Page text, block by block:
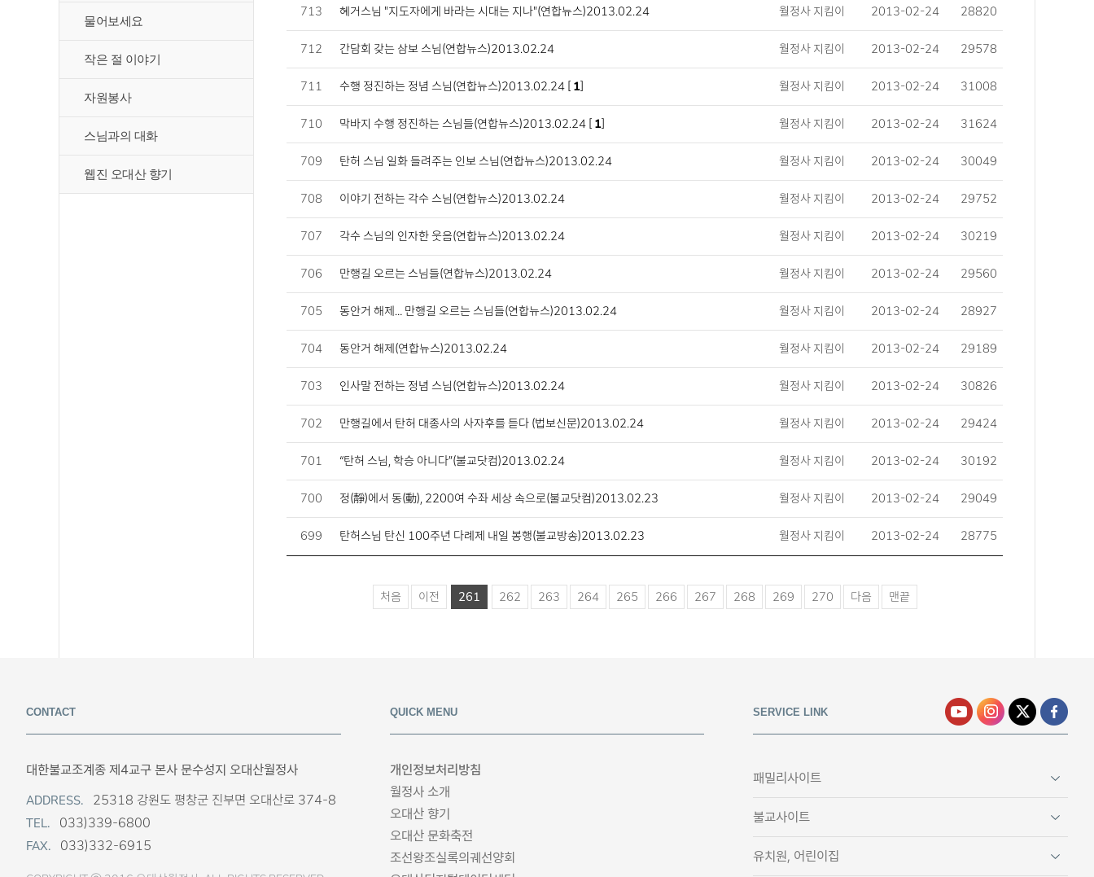
물어보세요
작은 절 이야기
자원봉사
스님과의 대화
웹진 오대산 향기
713 혜거스님 "지도자에게 바라는 시대는 지나"(연합뉴스)2013.02.24 월정사 지킴이 2013-02-24 28820
712 간담회 갖는 삼보 스님(연합뉴스)2013.02.24 월정사 지킴이 2013-02-24 29578
711 수행 정진하는 정념 스님(연합뉴스)2013.02.24 [ 1] 월정사 지킴이 2013-02-24 31008
710 막바지 수행 정진하는 스님들(연합뉴스)2013.02.24 [ 1] 월정사 지킴이 2013-02-24 31624
709 탄허 스님 일화 들려주는 인보 스님(연합뉴스)2013.02.24 월정사 지킴이 2013-02-24 30049
708 이야기 전하는 각수 스님(연합뉴스)2013.02.24 월정사 지킴이 2013-02-24 29752
707 각수 스님의 인자한 웃음(연합뉴스)2013.02.24 월정사 지킴이 2013-02-24 30219
706 만행길 오르는 스님들(연합뉴스)2013.02.24 월정사 지킴이 2013-02-24 29560
705 동안거 해제… 만행길 오르는 스님들(연합뉴스)2013.02.24 월정사 지킴이 2013-02-24 28927
704 동안거 해제(연합뉴스)2013.02.24 월정사 지킴이 2013-02-24 29189
703 인사말 전하는 정념 스님(연합뉴스)2013.02.24 월정사 지킴이 2013-02-24 30826
702 만행길에서 탄허 대종사의 사자후를 듣다 (법보신문)2013.02.24 월정사 지킴이 2013-02-24 29424
701 “탄허 스님, 학승 아니다”(불교닷컴)2013.02.24 월정사 지킴이 2013-02-24 30192
700 정(靜)에서 동(動), 2200여 수좌 세상 속으로(불교닷컴)2013.02.23 월정사 지킴이 2013-02-24 29049
699 탄허스님 탄신 100주년 다례제 내일 봉행(불교방송)2013.02.23 월정사 지킴이 2013-02-24 28775
처음 이전 261 262 263 264 265 266 267 268 269 270 다음 맨끝
CONTACT
대한불교조계종 제4교구 본사 문수성지 오대산월정사
ADDRESS. 25318 강원도 평창군 진부면 오대산로 374-8
TEL. 033)339-6800
FAX. 033)332-6915
QUICK MENU
개인정보처리방침
월정사 소개
오대산 향기
오대산 문화축전
조선왕조실록의궤선양회
SERVICE LINK
패밀리사이트
불교사이트
유치원, 어린이집